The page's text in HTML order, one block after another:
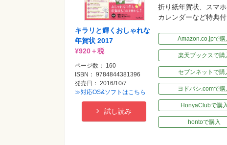
キラリと輝くおしゃれな
年賀状 2017
¥920＋税
ページ数： 160
ISBN： 9784844381396
発売日： 2016/10/7
≫対応OS&ソフトはこちら
試し読み
折り紙年賀状、スマ
カレンダーなど特典付
Amazon.co.jpで購
楽天ブックスで購
セブンネットで購
ヨドバシ.comで購
HonyaClubで購入
hontoで購入